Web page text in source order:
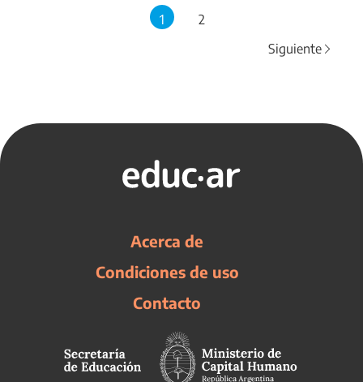
1
2
Siguiente
Acerca de
Condiciones de uso
Contacto